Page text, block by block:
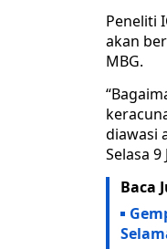
Peneliti
akan
MBG.
diawasi
Selasa 9
Baca